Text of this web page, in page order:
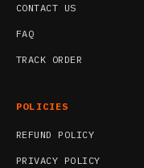
CONTACT US
FAQ
TRACK ORDER
POLICIES
REFUND POLICY
PRIVACY POLICY